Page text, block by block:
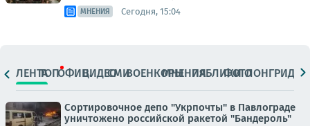
МНЕНИЯ Сегодня, 15:04
ЛЕНТАТОПОФИЦ.ВИДЕОСМИВОЕНКОРЫМНЕНИЯПАБЛИКИ
ФОТОЛОНГРИДЫ
Сортировочное депо "Укрпочты" в Павлограде
уничтожено российской ракетой "Бандероль"